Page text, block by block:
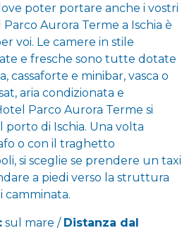
poter portare anche i vostri
Aurora Terme a Ischia è
voi. Le camere in stile
e fresche sono tutte dotate
cassaforte e minibar, vasca o
aria condizionata e
Parco Aurora Terme si
di Ischia. Una volta
o con il traghetto
si sceglie se prendere un taxi
a piedi verso la struttura
camminata.
sul mare / Distanza dal